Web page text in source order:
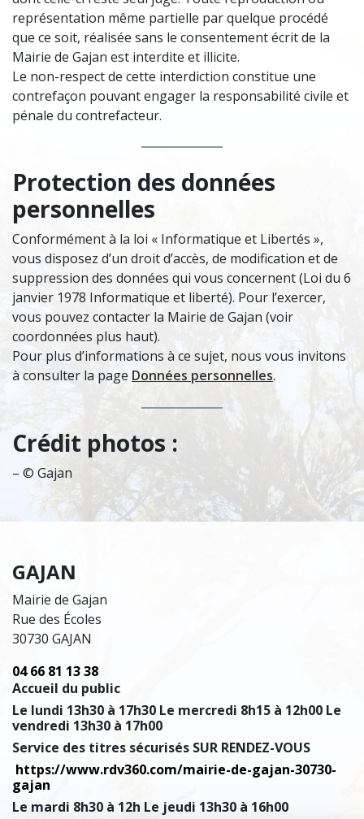
représentation même partielle par quelque procédé
que ce soit, réalisée sans le consentement écrit de la
Mairie de Gajan est interdite et illicite.
Le non-respect de cette interdiction constitue une
contrefaçon pouvant engager la responsabilité civile et
pénale du contrefacteur.
Protection des données
personnelles
Conformément à la loi « Informatique et Libertés »,
vous disposez d’un droit d’accès, de modification et de
suppression des données qui vous concernent (Loi du 6
janvier 1978 Informatique et liberté). Pour l’exercer,
vous pouvez contacter la Mairie de Gajan (voir
coordonnées plus haut).
Pour plus d’informations à ce sujet, nous vous invitons
à consulter la page Données personnelles.
Crédit photos :
– © Gajan
GAJAN
Mairie de Gajan
Rue des Écoles
30730 GAJAN
04 66 81 13 38
Accueil du public
Le lundi 13h30 à 17h30 Le mercredi 8h15 à 12h00 Le
vendredi 13h30 à 17h00
Service des titres sécurisés SUR RENDEZ-VOUS
https://www.rdv360.com/mairie-de-gajan-30730-
gajan
Le mardi 8h30 à 12h Le jeudi 13h30 à 16h00